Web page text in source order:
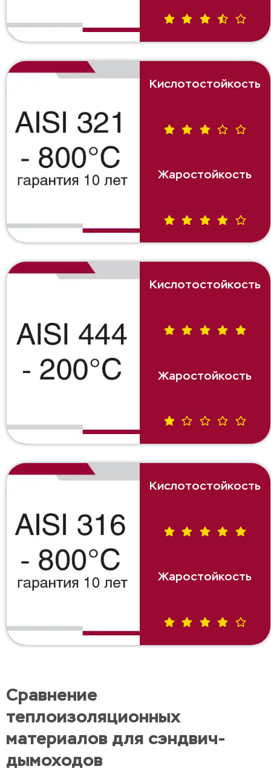
Кислотостойкость
Жаростойкость
Кислотостойкость
Жаростойкость
Кислотостойкость
Жаростойкость
Сравнение
теплоизоляционных
материалов для сэндвич-
дымоходов